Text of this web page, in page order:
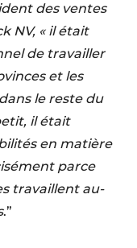
des ventes
NV, « il était
de travailler
et les
le reste du
il était
en matière
parce
travaillent au-
.”